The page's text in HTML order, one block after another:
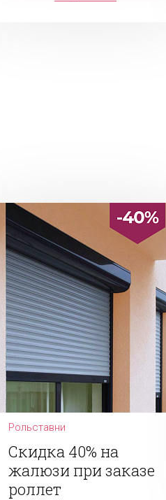
Рольставни
Скидка 40% на
жалюзи при заказе
роллет